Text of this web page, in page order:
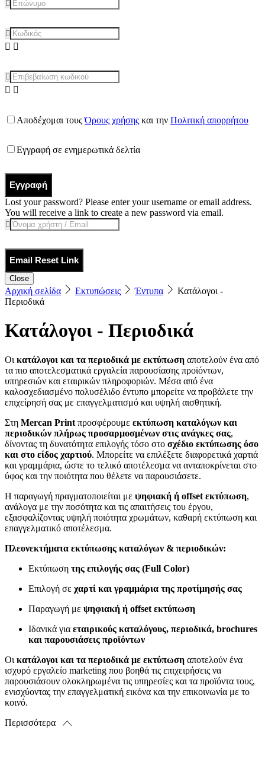
Αποδέχομαι τουςΌρους χρήσης και την Πολιτική απορρήτου
Εγγραφή σε ενημερωτικά δελτία
Εγγραφή
Lost your password? Please enter your username or email address.
You will receive a link to create a new password via email.
Email Reset Link
Close
Αρχική σελίδα Εκτυπώσεις Έντυπα
Κατάλογοι -
Περιοδικά
Κατάλογοι - Περιοδικά
Οι κατάλογοι και τα περιοδικά με εκτύπωση αποτελούν ένα από
τα πιο αποτελεσματικά εργαλεία παρουσίασης προϊόντων,
υπηρεσιών και εταιρικών πληροφοριών. Μέσα από ένα
καλοσχεδιασμένο πολυσέλιδο έντυπο μπορείτε να προβάλετε την
επιχείρησή σας με επαγγελματισμό και υψηλή αισθητική.
Στη Mercan Print προσφέρουμε εκτύπωση καταλόγων και
περιοδικών πλήρως προσαρμοσμένων στις ανάγκες σας,
δίνοντας τη δυνατότητα επιλογής τόσο στο σχέδιο εκτύπωσης όσο
και στο είδος χαρτιού. Μπορείτε να επιλέξετε διαφορετικά χαρτιά
και γραμμάρια, ώστε το τελικό αποτέλεσμα να ανταποκρίνεται στο
ύφος και την ποιότητα που θέλετε να παρουσιάσετε.
Η παραγωγή πραγματοποιείται με ψηφιακή ή offset εκτύπωση,
ανάλογα με την ποσότητα και τις απαιτήσεις του έργου,
εξασφαλίζοντας υψηλή ποιότητα χρωμάτων, καθαρή εκτύπωση και
επαγγελματικό αποτέλεσμα.
Πλεονεκτήματα εκτύπωσης καταλόγων & περιοδικών:
Εκτύπωση της επιλογής σας (Full Color)
Επιλογή σε χαρτί και γραμμάρια της προτίμησής σας
Παραγωγή με ψηφιακή ή offset εκτύπωση
Ιδανικά για εταιρικούς καταλόγους, περιοδικά, brochures
και παρουσιάσεις προϊόντων
Οι κατάλογοι και τα περιοδικά με εκτύπωση αποτελούν ένα
ισχυρό εργαλείο marketing που βοηθά τις επιχειρήσεις να
παρουσιάσουν ολοκληρωμένα τις υπηρεσίες και τα προϊόντα τους,
ενισχύοντας την επαγγελματική εικόνα και την επικοινωνία με το
κοινό.
Περισσότερα